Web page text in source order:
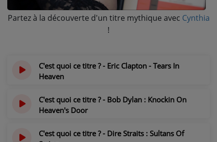
ANNONCEURS & ESPACE PRO
L'INFORMATION
EN QUOI ÇA CONSISTE ?
Partez à la découverte d'un titre mythique avec Cynthia
!
C'est quoi ce titre ? - Eric Clapton - Tears In
Heaven
C'est quoi ce titre ? - Bob Dylan : Knockin On
Heaven's Door
C'est quoi ce titre ? - Dire Straits : Sultans Of